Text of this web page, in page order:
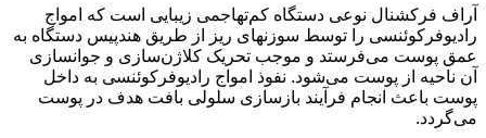
آراف فرکشنال نوعی دستگاه کم‌تهاجمی زیبایی است که امواج
رادیوفرکوئنسی را توسط سوزنهای ریز از طریق هندپیس دستگاه به
عمق پوست می‌فرستد و موجب تحریک کلاژن‌سازی و جوانسازی
آن ناحیه از پوست می‌شود. نفوذ امواج رادیوفرکوئنسی به داخل
پوست باعث انجام فرآیند بازسازی سلولی بافت هدف در پوست
می‌گردد.